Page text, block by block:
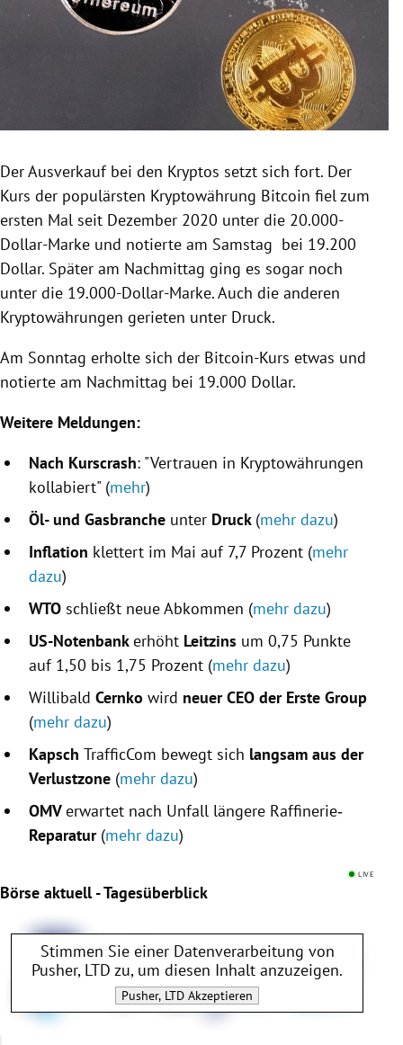
Untermenü
Untermenü
Untermenü
Der Ausverkauf bei den Kryptos setzt sich fort. Der
Kurs der populärsten Kryptowährung Bitcoin fiel zum
ersten Mal seit Dezember 2020 unter die 20.000-
Dollar-Marke und notierte am Samstag bei 19.200
Dollar. Später am Nachmittag ging es sogar noch
unter die 19.000-Dollar-Marke. Auch die anderen
Kryptowährungen gerieten unter Druck.
Am Sonntag erholte sich der Bitcoin-Kurs etwas und
notierte am Nachmittag bei 19.000 Dollar.
Weitere Meldungen:
Nach Kurscrash: "Vertrauen in Kryptowährungen
kollabiert" (mehr)
Öl- und Gasbranche unter Druck (mehr dazu)
Inflation klettert im Mai auf 7,7 Prozent (mehr
dazu)
WTO schließt neue Abkommen (mehr dazu)
US-Notenbankerhöht Leitzins um 0,75 Punkte
auf 1,50 bis 1,75 Prozent (mehr dazu)
Willibald Cernko wird neuer CEO der Erste Group
(mehr dazu)
Kapsch TrafficCom bewegt sich langsam aus der
Verlustzone (mehr dazu)
OMVerwartet nach Unfall längere Raffinerie‐
Reparatur (mehr dazu)
LIVE
Börse aktuell - Tagesüberblick
Stimmen Sie einer Datenverarbeitung von
Pusher, LTD zu, um diesen Inhalt anzuzeigen.
Pusher, LTD Akzeptieren